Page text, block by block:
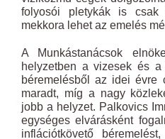
folyosói pletykák is csak
mekkora lehet az emelés
A Munkástanácsok
helyzetben a vizesek és
béremelésből az idei
maradt, míg a nagy
jobb a helyzet. Palkovics
egységes elvárásként
inflációtkövető